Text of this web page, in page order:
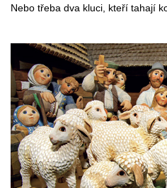
Nebo třeba dva kluci, kteří tahají